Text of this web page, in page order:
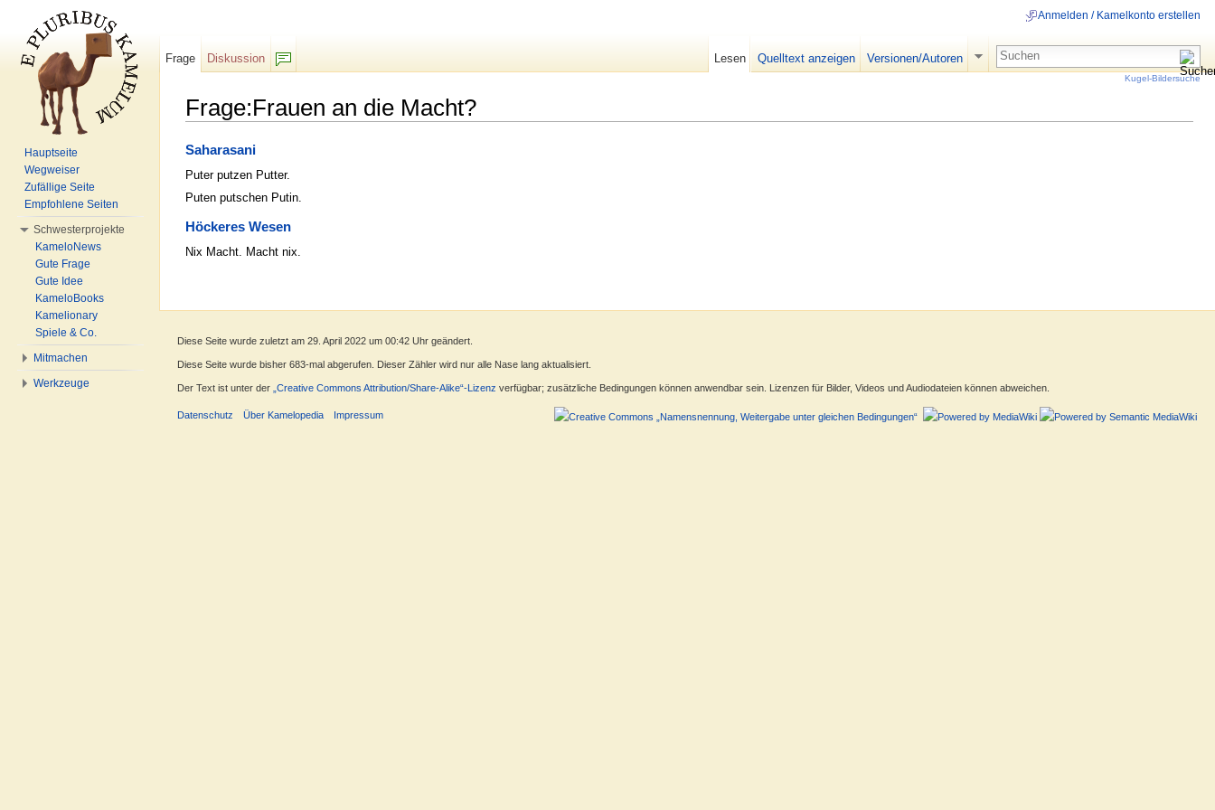
Frage:Frauen an die Macht?
Saharasani
Puter putzen Putter.
Puten putschen Putin.
Höckeres Wesen
Nix Macht. Macht nix.
Anmelden / Kamelkonto erstellen
Frage
Diskussion
Lesen Quelltext anzeigen Versionen/Autoren
Kugel-Bildersuche
Hauptseite
Wegweiser
Zufällige Seite
Empfohlene Seiten
Schwesterprojekte
KameloNews
Gute Frage
Gute Idee
KameloBooks
Kamelionary
Spiele & Co.
Mitmachen
Werkzeuge
Diese Seite wurde zuletzt am 29. April 2022 um 00:42 Uhr geändert.
Diese Seite wurde bisher 683-mal abgerufen. Dieser Zähler wird nur alle Nase lang aktualisiert.
Der Text ist unter der „Creative Commons Attribution/Share-Alike“-Lizenz verfügbar; zusätzliche Bedingungen können anwendbar sein. Lizenzen für Bilder, Videos und Audiodateien können abweichen.
Datenschutz Über Kamelopedia Impressum